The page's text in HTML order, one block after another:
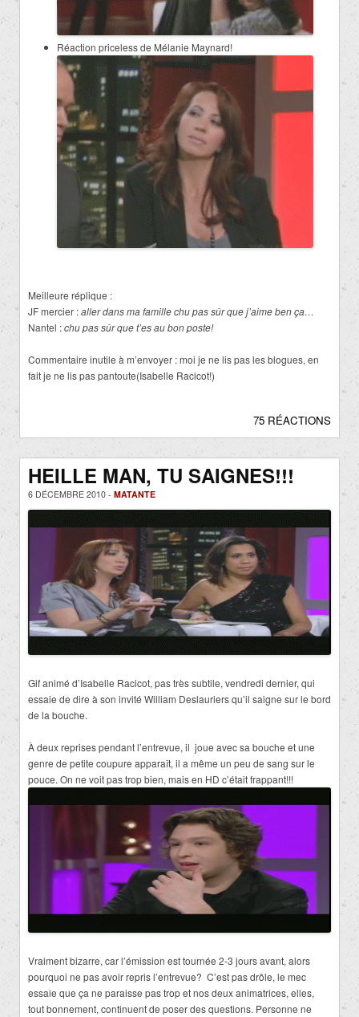
Réaction priceless de Mélanie Maynard!
Meilleure réplique :
JF mercier :aller dans ma famille chu pas sûr que j’aime ben ça…
Nantel :chu pas sûr que t’es au bon poste!
Commentaire inutile à m’envoyer : moi je ne lis pas les blogues, en
fait je ne lis pas pantoute(Isabelle Racicot!)
75 RÉACTIONS
HEILLE MAN, TU SAIGNES!!!
6 DÉCEMBRE 2010 - MATANTE
Gif animé d’Isabelle Racicot, pas très subtile, vendredi dernier, qui
essaie de dire à son invité William Deslauriers qu’il saigne sur le bord
de la bouche.
À deux reprises pendant l’entrevue, il joue avec sa bouche et une
genre de petite coupure apparaît, il a même un peu de sang sur le
pouce. On ne voit pas trop bien, mais en HD c’était frappant!!!
Vraiment bizarre, car l’émission est tournée 2-3 jours avant, alors
pourquoi ne pas avoir repris l’entrevue? C’est pas drôle, le mec
essaie que ça ne paraisse pas trop et nos deux animatrices, elles,
tout bonnement, continuent de poser des questions. Personne ne